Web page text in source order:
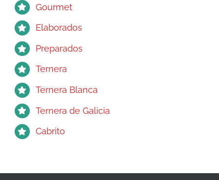
Gourmet
Elaborados
Preparados
Ternera
Ternera Blanca
Ternera de Galicia
Cabrito